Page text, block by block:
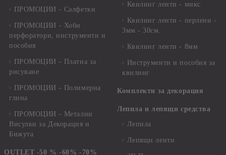
ПРОМОЦИИ - Салфетки
ПРОМОЦИИ - Хоби
перфоратори, инструменти и
пособия
ПРОМОЦИИ - Платна за
рисуване
ПРОМОЦИИ - Полимерна
глина
ПРОМОЦИИ - Метални
Висулки за Декорация и
Бижута
OUTLET -50 % -60% -70%
Квилинг ленти - микс
Квилинг ленти - перлени -
3мм - 30см.
Квилинг ленти - 8мм
Инструменти и пособия за
квилинг
Комплекти за декорация
Лепила и лепящи средства
Лепила
Лепящи ленти